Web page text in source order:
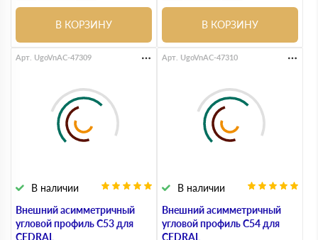
В КОРЗИНУ В КОРЗИНУ
Внешний асимметричный
угловой профиль С53 для
CEDRAL
В наличии
Арт. UgoVnAC-47309
Внешний асимметричный
угловой профиль С54 для
CEDRAL
В наличии
Арт. UgoVnAC-47310